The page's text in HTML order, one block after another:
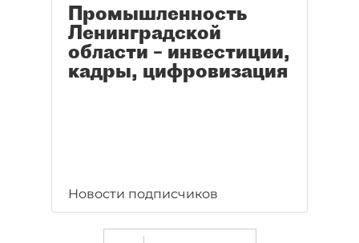
Промышленность
Ленинградской
области – инвестиции,
кадры, цифровизация
Новости подписчиков